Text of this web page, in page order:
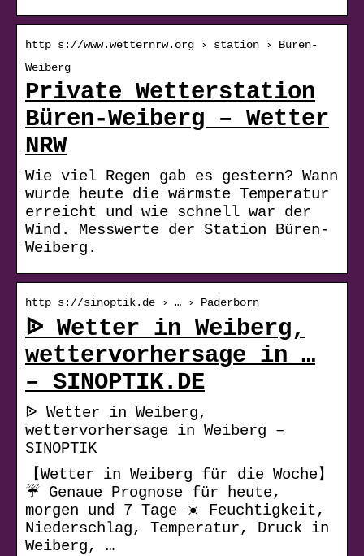
http s://www.wetternrw.org › station › Büren-
Weiberg
Private Wetterstation
Büren-Weiberg – Wetter
NRW
Wie viel Regen gab es gestern? Wann
wurde heute die wärmste Temperatur
erreicht und wie schnell war der
Wind. Messwerte der Station Büren-
Weiberg.
http s://sinoptik.de › … › Paderborn
ᐉ Wetter in Weiberg,
wettervorhersage in …
– SINOPTIK.DE
ᐉ Wetter in Weiberg,
wettervorhersage in Weiberg –
SINOPTIK
【Wetter in Weiberg für die Woche】
☔ Genaue Prognose für heute,
morgen und 7 Tage ☀️ Feuchtigkeit,
Niederschlag, Temperatur, Druck in
Weiberg, …